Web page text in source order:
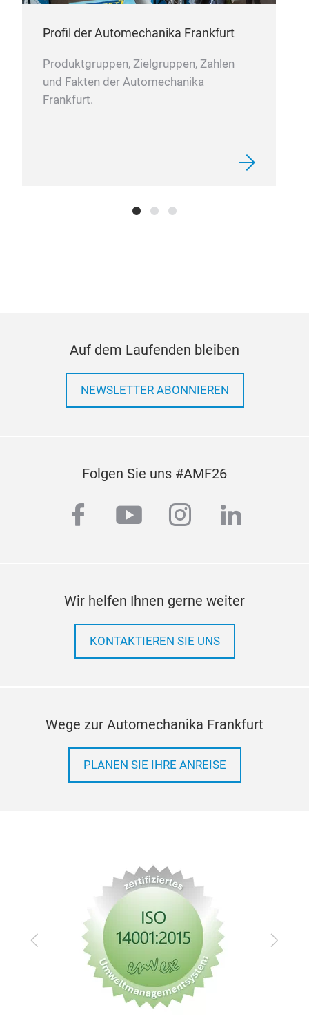
Profil der Automechanika Frankfurt
Produktgruppen, Zielgruppen, Zahlen
und Fakten der Automechanika
Frankfurt.
Auf dem Laufenden bleiben
NEWSLETTER ABONNIEREN
Folgen Sie uns #AMF26
facebook
youtubeinstagram
linkedin
Wir helfen Ihnen gerne weiter
KONTAKTIEREN SIE UNS
Wege zur Automechanika Frankfurt
PLANEN SIE IHRE ANREISE
Zurück Vor